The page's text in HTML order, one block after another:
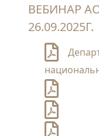
ВЕБИНАР
26.09.2025Г.